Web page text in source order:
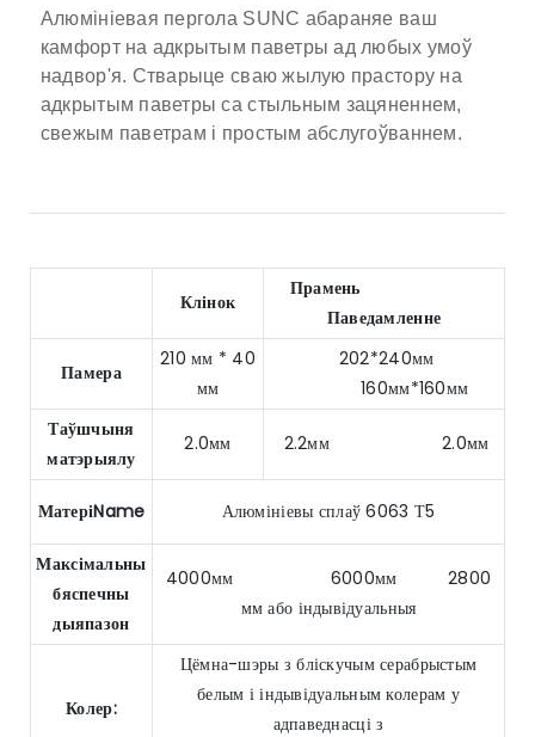
Алюмініевая пергола SUNC абараняе ваш
камфорт на адкрытым паветры ад любых умоў
надвор'я. Стварыце сваю жылую прастору на
адкрытым паветры са стыльным зацяненнем,
свежым паветрам і простым абслугоўваннем.
Клінок
Прамень
Паведамленне
Памера
210 мм * 40
мм
202*240мм
160мм*160мм
Таўшчыня
матэрыялу
2.0мм 2.2мм 2.0мм
МатеріName Алюмініевы сплаў 6063 Т5
Максімальны
бяспечны
дыяпазон
4000мм 6000мм 2800
мм або індывідуальныя
Колер:
Цёмна-шэры з бліскучым серабрыстым
белым і індывідуальным колерам у
адпаведнасці з